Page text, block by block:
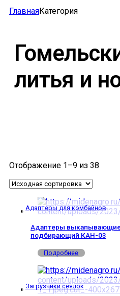
ГлавнаяКатегория
литья и
Отображение 1–9 из 38
Адаптеры для комбайнов
Адаптеры
подбирающий КАН-03
Подробнее
Загрузчики сеялок